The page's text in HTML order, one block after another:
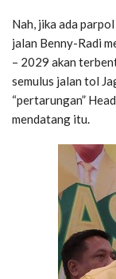
Nah, jika ada
jalan Benny-Radi
– 2029 akan
semulus jalan tol
“pertarungan”
mendatang itu.